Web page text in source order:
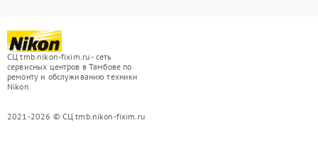
СЦ tmb.nikon-fixim.ru - сеть
сервисных центров в Тамбове по
ремонту и обслуживанию техники
Nikon
2021-2026 © СЦ tmb.nikon-fixim.ru